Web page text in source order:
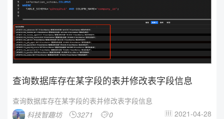
查询数据库存在某字段的表并修改表字段信息
查询数据库存在某字段的表并修改表字段信息
科技智趣坊
3271 0  2021-04-28